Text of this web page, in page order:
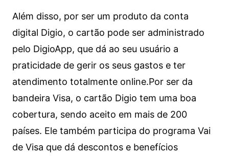
Além disso, por ser um produto da conta
digital Digio, o cartão pode ser administrado
pelo DigioApp, que dá ao seu usuário a
praticidade de gerir os seus gastos e ter
atendimento totalmente online.Por ser da
bandeira Visa, o cartão Digio tem uma boa
cobertura, sendo aceito em mais de 200
países. Ele também participa do programa Vai
de Visa que dá descontos e benefícios